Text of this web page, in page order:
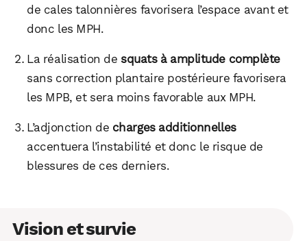
de cales talonnières favorisera l’espace avant et
donc les MPH.
La réalisation desquats à amplitude complète
sans correction plantaire postérieure favorisera
les MPB, et sera moins favorable aux MPH.
L’adjonction de charges additionnelles
accentuera l’instabilité et donc le risque de
blessures de ces derniers.
Vision et survie